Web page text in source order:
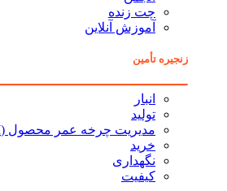
چت زنده
آموزش آنلاین
زنجیره تأمین
انبار
تولید
مدیریت چرخه عمر محصول (PLM)
خرید
نگهداری
کیفیت